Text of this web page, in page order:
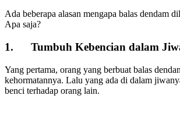
Ada beberapa alasan mengapa balas dendam
Apa saja?
1. Tumbuh Kebencian dalam
Yang pertama, orang yang berbuat balas
kehormatannya. Lalu yang ada di dalam
benci terhadap orang lain.